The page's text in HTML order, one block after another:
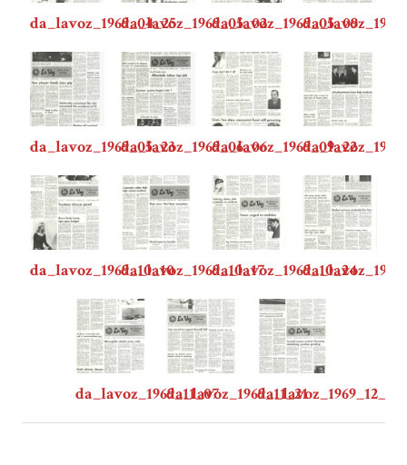
da_lavoz_1969_04_25da_lavoz_1969_05_02da_lavoz_1969_05_09
da_lavoz_1969_05_23da_lavoz_1969_06_06da_lavoz_1969_09_22
da_lavoz_1969_10_10da_lavoz_1969_10_17da_lavoz_1969_10_24
da_lavoz_1969_11_07da_lavoz_1969_11_21da_lavoz_1969_12_05